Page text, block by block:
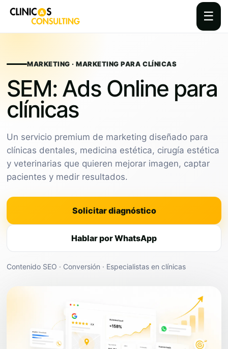
☰
contentMARKETING · MARKETING PARA CLÍNICAS
SEM: Ads Online para
clínicas
Un servicio premium de marketing diseñado para
clínicas dentales, medicina estética, cirugía estética
y veterinarias que quieren mejorar imagen, captar
pacientes y medir resultados.
Solicitar diagnóstico
Hablar por WhatsApp
Contenido SEO · Conversión · Especialistas en clínicas